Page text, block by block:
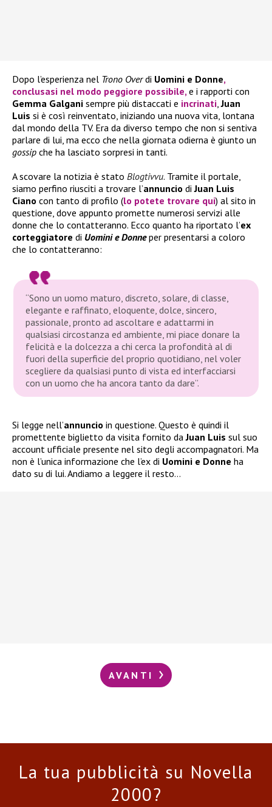
Dopo l’esperienza nel Trono Overdi Uomini e Donne,
conclusasi nel modo peggiore possibile,e i rapporti con
Gemma Galgani sempre più distaccati e incrinati,Juan
Luis si è così reinventato, iniziando una nuova vita, lontana
dal mondo della TV. Era da diverso tempo che non si sentiva
parlare di lui, ma ecco che nella giornata odierna è giunto un
gossip che ha lasciato sorpresi in tanti.
A scovare la notizia è stato Blogtivvu. Tramite il portale,
siamo perfino riusciti a trovare l’annuncio diJuan Luis
Ciano con tanto di profilo (lo potete trovare qui) al sito in
questione, dove appunto promette numerosi servizi alle
donne che lo contatteranno. Ecco quanto ha riportato l’ex
corteggiatore di Uomini e Donneper presentarsi a coloro
che lo contatteranno:
“Sono un uomo maturo, discreto, solare, di classe,
elegante e raffinato, eloquente, dolce, sincero,
passionale, pronto ad ascoltare e adattarmi in
qualsiasi circostanza ed ambiente, mi piace donare la
felicità e la dolcezza a chi cerca la profondità al di
fuori della superficie del proprio quotidiano, nel voler
scegliere da qualsiasi punto di vista ed interfacciarsi
con un uomo che ha ancora tanto da dare”.
Si legge nell’annuncio in questione. Questo è quindi il
promettente biglietto da visita fornito daJuan Luis sul suo
account ufficiale presente nel sito degli accompagnatori. Ma
non è l’unica informazione che l’ex di Uomini e Donne ha
dato su di lui. Andiamo a leggere il resto…
AVANTI
La tua pubblicità su Novella
2000?